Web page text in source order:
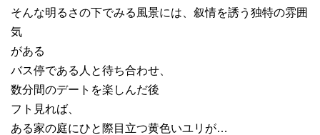
そんな明るさの下でみる風景には、叙情を誘う独特の雰囲
気
がある
バス停である人と待ち合わせ、
数分間のデートを楽しんだ後
フト見れば、
ある家の庭にひと際目立つ黄色いユリが…